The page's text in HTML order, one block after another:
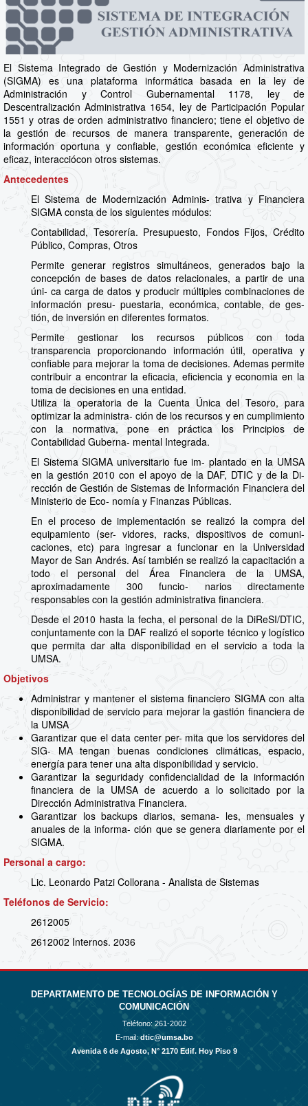
El Sistema Integrado de Gestión y Modernización Administrativa
(SIGMA) es una plataforma informática basada en la ley de
Administración y Control Gubernamental 1178, ley de
Descentralización Administrativa 1654, ley de Participación Popular
1551 y otras de orden administrativo financiero; tiene el objetivo de
la gestión de recursos de manera transparente, generación de
información oportuna y confiable, gestión económica eficiente y
eficaz, interacciócon otros sistemas.
Antecedentes
El Sistema de Modernización Adminis- trativa y Financiera
SIGMA consta de los siguientes módulos:
Contabilidad, Tesorería. Presupuesto, Fondos Fijos, Crédito
Público, Compras, Otros
Permite generar registros simultáneos, generados bajo la
concepción de bases de datos relacionales, a partir de una
úni- ca carga de datos y producir múltiples combinaciones de
información presu- puestaria, económica, contable, de ges-
tión, de inversión en diferentes formatos.
Permite gestionar los recursos públicos con toda
transparencia proporcionando información útil, operativa y
confiable para mejorar la toma de decisiones. Ademas permite
contribuir a encontrar la eficacia, eficiencia y economia en la
toma de decisiones en una entidad.
Utiliza la operatoria de la Cuenta Única del Tesoro, para
optimizar la administra- ción de los recursos y en cumplimiento
con la normativa, pone en práctica los Principios de
Contabilidad Guberna- mental Integrada.
El Sistema SIGMA universitario fue im- plantado en la UMSA
en la gestión 2010 con el apoyo de la DAF, DTIC y de la Di-
rección de Gestión de Sistemas de Información Financiera del
Ministerio de Eco- nomía y Finanzas Públicas.
En el proceso de implementación se realizó la compra del
equipamiento (ser- vidores, racks, dispositivos de comuni-
caciones, etc) para ingresar a funcionar en la Universidad
Mayor de San Andrés. Así también se realizó la capacitación a
todo el personal del Área Financiera de la UMSA,
aproximadamente 300 funcio- narios directamente
responsables con la gestión administrativa financiera.
Desde el 2010 hasta la fecha, el personal de la DiReSI/DTIC,
conjuntamente con la DAF realizó el soporte técnico y logístico
que permita dar alta disponibilidad en el servicio a toda la
UMSA.
Objetivos
Administrar y mantener el sistema financiero SIGMA con alta
disponibilidad de servicio para mejorar la gastión financiera de
la UMSA
Garantizar que el data center per- mita que los servidores del
SIG- MA tengan buenas condiciones climáticas, espacio,
energía para tener una alta disponibilidad y servicio.
Garantizar la seguridady confidencialidad de la información
financiera de la UMSA de acuerdo a lo solicitado por la
Dirección Administrativa Financiera.
Garantizar los backups diarios, semana- les, mensuales y
anuales de la informa- ción que se genera diariamente por el
SIGMA.
Personal a cargo:
Lic. Leonardo Patzi Collorana - Analista de Sistemas
Teléfonos de Servicio:
2612005
2612002 Internos. 2036
DEPARTAMENTO DE TECNOLOGÍAS DE INFORMACIÓN Y
COMUNICACIÓN
Teléfono: 261-2002
E-mail: dtic@umsa.bo
Avenida 6 de Agosto, N° 2170 Edif. Hoy Piso 9